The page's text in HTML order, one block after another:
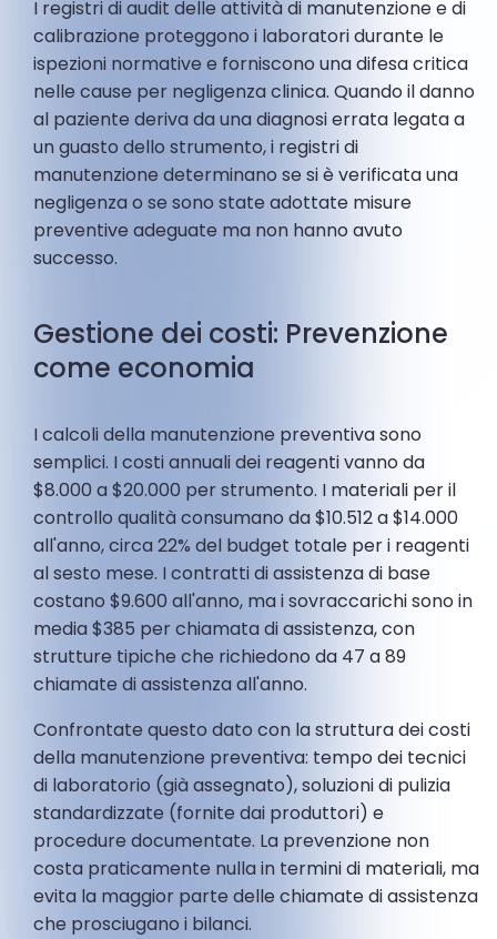
I registri di audit delle attività di manutenzione e di
calibrazione proteggono i laboratori durante le
ispezioni normative e forniscono una difesa critica
nelle cause per negligenza clinica. Quando il danno
al paziente deriva da una diagnosi errata legata a
un guasto dello strumento, i registri di
manutenzione determinano se si è verificata una
negligenza o se sono state adottate misure
preventive adeguate ma non hanno avuto
successo.
Gestione dei costi: Prevenzione
come economia
I calcoli della manutenzione preventiva sono
semplici. I costi annuali dei reagenti vanno da
$8.000 a $20.000 per strumento. I materiali per il
controllo qualità consumano da $10.512 a $14.000
all'anno, circa 22% del budget totale per i reagenti
al sesto mese. I contratti di assistenza di base
costano $9.600 all'anno, ma i sovraccarichi sono in
media $385 per chiamata di assistenza, con
strutture tipiche che richiedono da 47 a 89
chiamate di assistenza all'anno.
Confrontate questo dato con la struttura dei costi
della manutenzione preventiva: tempo dei tecnici
di laboratorio (già assegnato), soluzioni di pulizia
standardizzate (fornite dai produttori) e
procedure documentate. La prevenzione non
costa praticamente nulla in termini di materiali, ma
evita la maggior parte delle chiamate di assistenza
che prosciugano i bilanci.